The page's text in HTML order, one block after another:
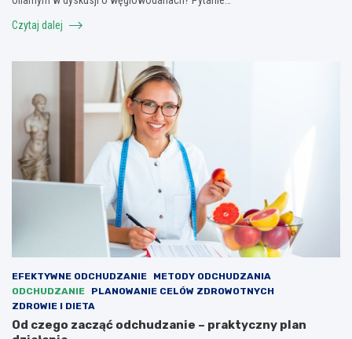
Czytaj dalej
EFEKTYWNE ODCHUDZANIE
METODY ODCHUDZANIA
ODCHUDZANIE
PLANOWANIE CELÓW ZDROWOTNYCH
ZDROWIE I DIETA
Od czego zacząć odchudzanie – praktyczny plan